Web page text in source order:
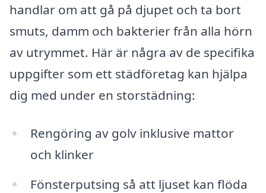
handlar om att gå på djupet och ta bort
smuts, damm och bakterier från alla hörn
av utrymmet. Här är några av de specifika
uppgifter som ett städföretag kan hjälpa
dig med under en storstädning:
Rengöring av golv inklusive mattor
och klinker
Fönsterputsing så att ljuset kan flöda